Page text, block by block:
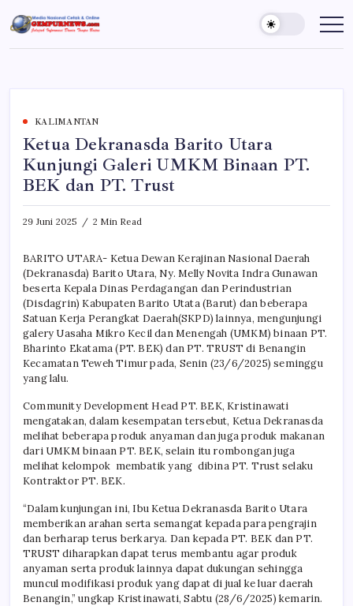
to
content
Gempur
News
Jelajah
Dunia
KALIMANTAN
Ketua Dekranasda Barito Utara
Kunjungi Galeri UMKM Binaan PT.
BEK dan PT. Trust
29 Juni 2025 2 Min Read
BARITO UTARA- Ketua Dewan Kerajinan Nasional Daerah
(Dekranasda) Barito Utara, Ny. Melly Novita Indra Gunawan
beserta Kepala Dinas Perdagangan dan Perindustrian
(Disdagrin) Kabupaten Barito Utata (Barut) dan beberapa
Satuan Kerja Perangkat Daerah(SKPD) lainnya, mengunjungi
galery Uasaha Mikro Kecil dan Menengah (UMKM) binaan PT.
Bharinto Ekatama (PT. BEK) dan PT. TRUST di Benangin
Kecamatan Teweh Timur pada, Senin (23/6/2025) seminggu
yang lalu.
Community Development Head PT. BEK, Kristinawati
mengatakan, dalam kesempatan tersebut, Ketua Dekranasda
melihat beberapa produk anyaman dan juga produk makanan
dari UMKM binaan PT. BEK, selain itu rombongan juga
melihat kelompok membatik yang dibina PT. Trust selaku
Kontraktor PT. BEK.
“Dalam kunjungan ini, Ibu Ketua Dekranasda Barito Utara
memberikan arahan serta semangat kepada para pengrajin
dan berharap terus berkarya. Dan kepada PT. BEK dan PT.
TRUST diharapkan dapat terus membantu agar produk
anyaman serta produk lainnya dapat dukungan sehingga
muncul modifikasi produk yang dapat di jual ke luar daerah
Benangin,” ungkap Kristinawati, Sabtu (28/6/2025) kemarin.